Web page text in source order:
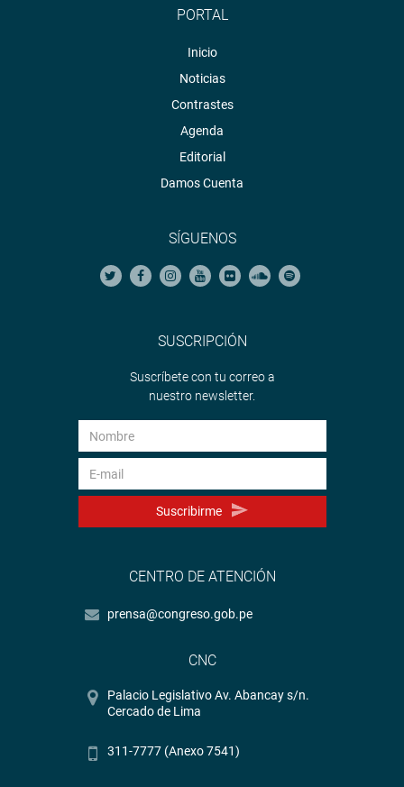
PORTAL
Inicio
Noticias
Contrastes
Agenda
Editorial
Damos Cuenta
SÍGUENOS
SUSCRIPCIÓN
Suscríbete con tu correo a
nuestro newsletter.
Suscribirme
CENTRO DE ATENCIÓN
prensa@congreso.gob.pe
CNC
Palacio Legislativo Av. Abancay s/n.
Cercado de Lima
311-7777 (Anexo 7541)